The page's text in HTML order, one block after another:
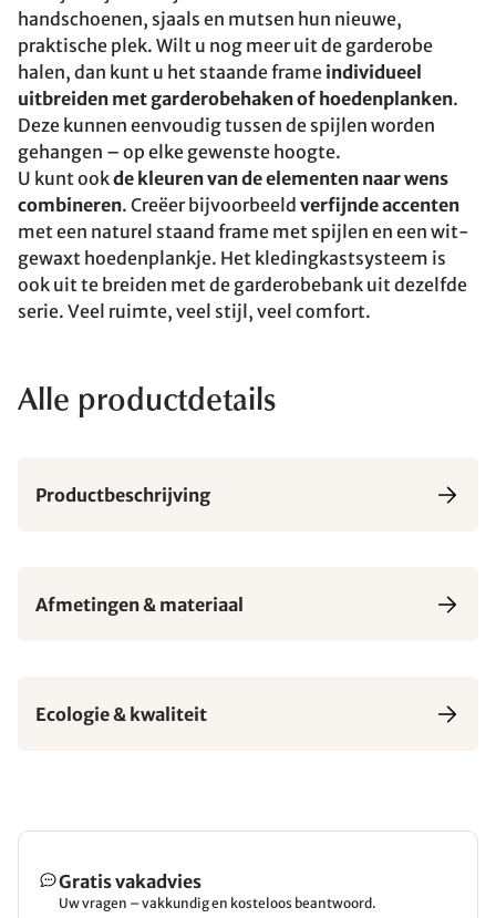
handschoenen, sjaals en mutsen hun nieuwe,
praktische plek. Wilt u nog meer uit de garderobe
halen, dan kunt u het staande frame individueel
uitbreiden met garderobehaken of hoedenplanken.
Deze kunnen eenvoudig tussen de spijlen worden
gehangen – op elke gewenste hoogte.
U kunt ookde kleuren van de elementen naar wens
combineren. Creëer bijvoorbeeld verfijnde accenten
met een naturel staand frame met spijlen en een wit-
gewaxt hoedenplankje. Het kledingkastsysteem is
ook uit te breiden met de garderobebank uit dezelfde
serie. Veel ruimte, veel stijl, veel comfort.
Alle productdetails
Productbeschrijving
Afmetingen & materiaal
Ecologie & kwaliteit
Gratis vakadvies
Uw vragen – vakkundig en kosteloos beantwoord.